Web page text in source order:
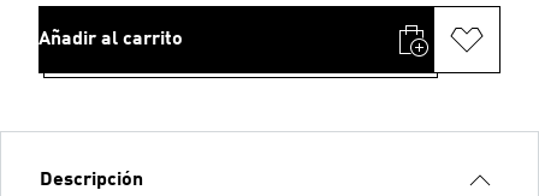
Añadir al carrito
Descripción